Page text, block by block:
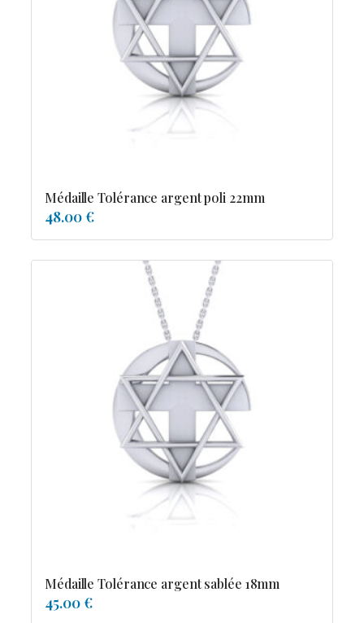
Médaille Tolérance argent poli 22mm
48.00 €
Médaille Tolérance argent sablée 18mm
45.00 €